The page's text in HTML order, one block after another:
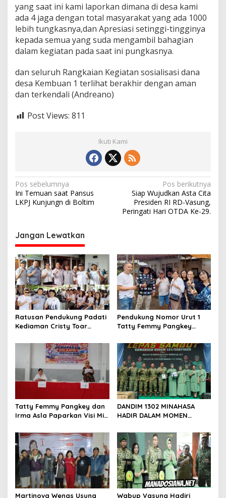
yang saat ini kami laporkan dimana di desa kami
ada 4 jaga dengan total masyarakat yang ada 1000
lebih tungkasnya,dan Apresiasi setinggi-tingginya
kepada semua yang suda mengambil bahagian
dalam kegiatan pada saat ini pungkasnya.
dan seluruh Rangkaian Kegiatan sosialisasi dana
desa Kembuan 1 terlihat berakhir dengan aman
dan terkendali (Andreano)
Post Views: 811
Ikuti Kami
N
a
i
g
a
s
i
p
o
s
Pos sebelumnya
Ini Temuan saat Pansus
LKPJ Kunjungn di Boltim
Pos berikutnya
Siap Wujudkan Asta Cita
Presiden RI RD-Vasung,
Peringati Hari OTDA Ke-29.
Jangan Lewatkan
Ratusan Pendukung Padati
Kediaman Cristy Toar
Dukungan Penuh Kepada
Calon Hukum Tua
Walantakan
Pendukung Nomor Urut 1
Tatty Femmy Pangkey
Saat Pemaparan Visi dan
Misi di Desa Waleure
Tatty Femmy Pangkey dan
Irma Asla Paparkan Visi Misi
Pemaparan di Balai Desa
Waleure
DANDIM 1302 MINAHASA
HADIR DALAM MOMEN
DANREM 131 SANTAIGO
Martinova Wenas Usung Wabup Vasung Hadiri